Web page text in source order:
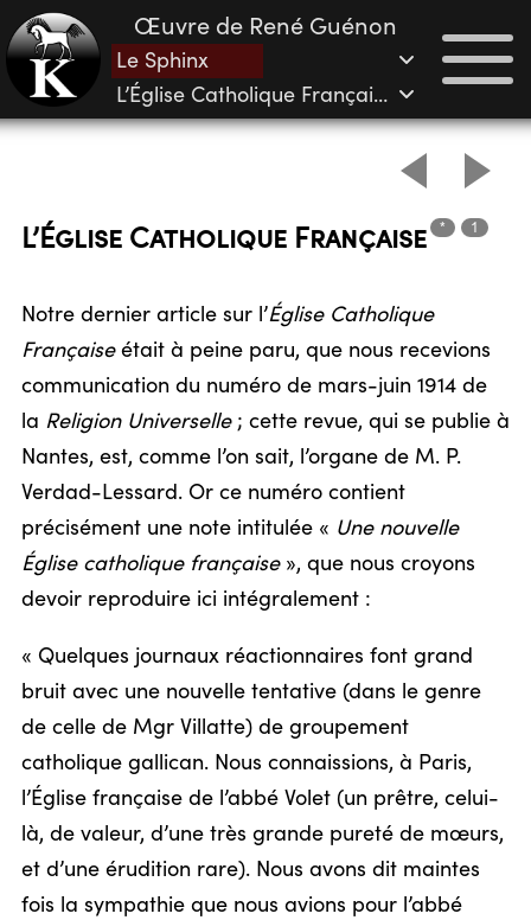
Œuvre de René Guénon
Le Sphinx
L’Église Catholique Française (suite)
L’Église Catholique Française * 1
Notre dernier article sur l’Église Catholique
Françaiseétait à peine paru, que nous recevions
communication du numéro de mars-juin 1914 de
la Religion Universelle; cette revue, qui se publie à
Nantes, est, comme l’on sait, l’organe de M. P.
Verdad-Lessard. Or ce numéro contient
précisément une note intitulée « Une nouvelle
Église catholique française», que nous croyons
devoir reproduire ici intégralement :
« Quelques journaux réactionnaires font grand
bruit avec une nouvelle tentative (dans le genre
de celle de Mgr Villatte) de groupement
catholique gallican. Nous connaissions, à Paris,
l’Église française de l’abbé Volet (un prêtre, celui-
là, de valeur, d’une très grande pureté de mœurs,
et d’une érudition rare). Nous avons dit maintes
fois la sympathie que nous avions pour l’abbé